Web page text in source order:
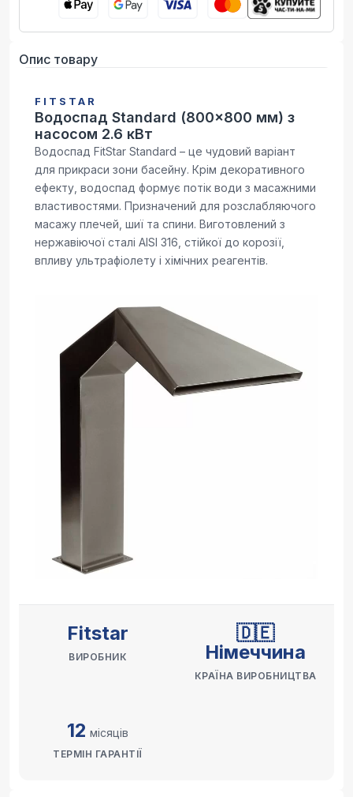
Опис товару
FITSTAR
Водоспад Standard (800x800 мм) з
насосом 2.6 кВт
Водоспад FitStar Standard – це чудовий варіант
для прикраси зони басейну. Крім декоративного
ефекту, водоспад формує потік води з масажними
властивостями. Призначений для розслабляючого
масажу плечей, шиї та спини. Виготовлений з
нержавіючої сталі AISI 316, стійкої до корозії,
впливу ультрафіолету і хімічних реагентів.
Fitstar
ВИРОБНИК
🇩🇪
Німеччина
КРАЇНА ВИРОБНИЦТВА
12 місяців
ТЕРМІН ГАРАНТІЇ